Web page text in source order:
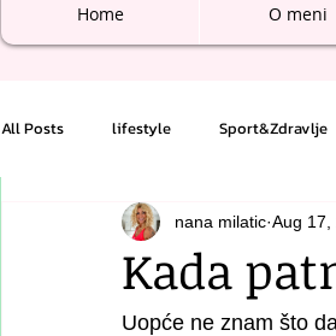
Home O meni
All Posts lifestyle Sport&Zdravlje
Kada
nana milatic Aug 17,
Uopće ne znam što